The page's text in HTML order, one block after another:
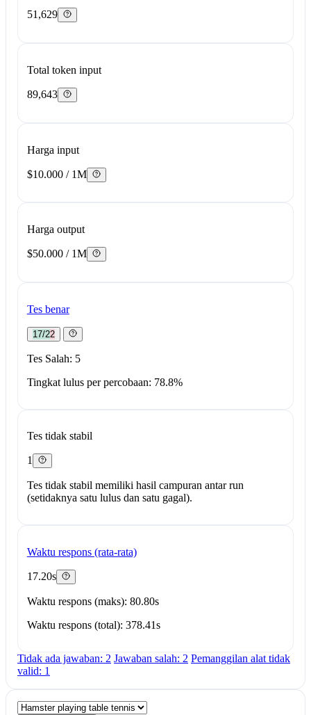
51,629
Total token input
89,643
Harga input
$10.000 / 1M
Harga output
$50.000 / 1M
Tes benar
17/22
Tes Salah: 5
Tingkat lulus per percobaan: 78.8%
Tes tidak stabil
1
Tes tidak stabil memiliki hasil campuran antar run
(setidaknya satu lulus dan satu gagal).
Waktu respons (rata-rata)
17.20s
Waktu respons (maks): 80.80s
Waktu respons (total): 378.41s
Tidak ada jawaban: 2 Jawaban salah: 2 Pemanggilan alat tidak
valid: 1